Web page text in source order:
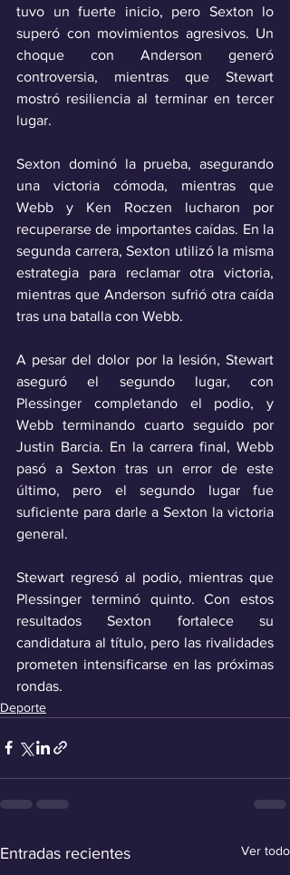
tuvo un fuerte inicio, pero Sexton lo
superó con movimientos agresivos. Un
choque con Anderson generó
controversia, mientras que Stewart
mostró resiliencia al terminar en tercer
lugar.
Sexton dominó la prueba, asegurando
una victoria cómoda, mientras que
Webb y Ken Roczen lucharon por
recuperarse de importantes caídas. En la
segunda carrera, Sexton utilizó la misma
estrategia para reclamar otra victoria,
mientras que Anderson sufrió otra caída
tras una batalla con Webb.
A pesar del dolor por la lesión, Stewart
aseguró el segundo lugar, con
Plessinger completando el podio, y
Webb terminando cuarto seguido por
Justin Barcia. En la carrera final, Webb
pasó a Sexton tras un error de este
último, pero el segundo lugar fue
suficiente para darle a Sexton la victoria
general.
Stewart regresó al podio, mientras que
Plessinger terminó quinto. Con estos
resultados Sexton fortalece su
candidatura al título, pero las rivalidades
prometen intensificarse en las próximas
rondas.
Deporte
Entradas recientes Ver todo